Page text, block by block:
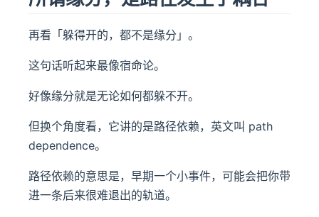
再看「躲得开的，都不是缘分」。
这句话听起来最像宿命论。
好像缘分就是无论如何都躲不开。
但换个角度看，它讲的是路径依赖，英文叫 path
dependence。
路径依赖的意思是，早期一个小事件，可能会把你带
进一条后来很难退出的轨道。